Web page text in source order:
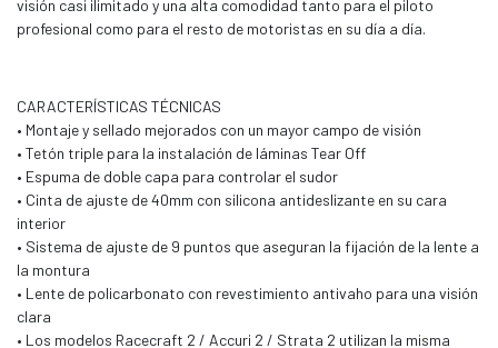
visión casi ilimitado y una alta comodidad tanto para el piloto
profesional como para el resto de motoristas en su día a día.
CARACTERÍSTICAS TÉCNICAS
• Montaje y sellado mejorados con un mayor campo de visión
• Tetón triple para la instalación de láminas Tear Off
• Espuma de doble capa para controlar el sudor
• Cinta de ajuste de 40mm con silicona antideslizante en su cara
interior
• Sistema de ajuste de 9 puntos que aseguran la fijación de la lente a
la montura
• Lente de policarbonato con revestimiento antivaho para una visión
clara
• Los modelos Racecraft 2 / Accuri 2 / Strata 2 utilizan la misma